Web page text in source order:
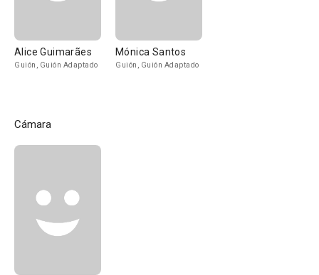
Alice Guimarães
Guión, Guión Adaptado
Mónica Santos
Guión, Guión Adaptado
Cámara